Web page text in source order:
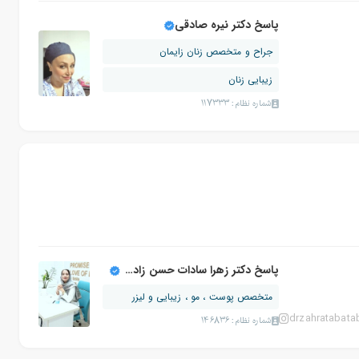
پاسخ دکتر نیره صادقی
جراح و متخصص زنان زایمان
زیبایی زنان
شماره نظام: 117333
پاسخ دکتر زهرا سادات حسن زاده طباطبائی
متخصص پوست ، مو ، زیبایی و لیزر
شماره نظام: 146836